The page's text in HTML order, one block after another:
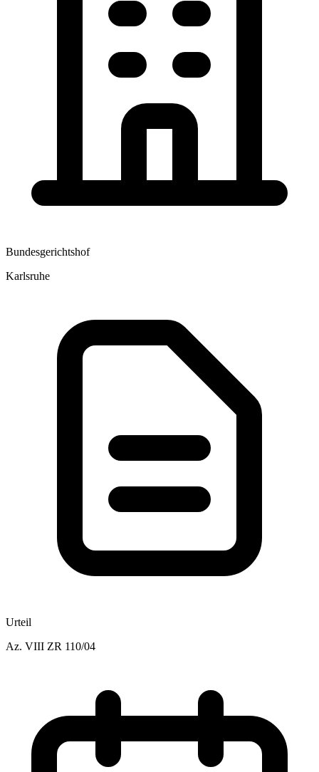
Bundesgerichtshof
Karlsruhe
Urteil
Az. VIII ZR 110/04